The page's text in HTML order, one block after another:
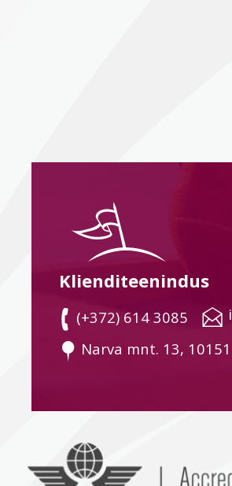
Klienditeenindus
(+372) 614 3085
Narva mnt. 13,